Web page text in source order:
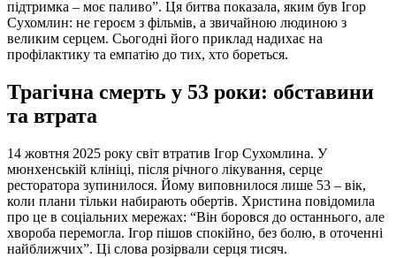
підтримка – моє паливо”. Ця битва показала, яким був Ігор
Сухомлин: не героєм з фільмів, а звичайною людиною з
великим серцем. Сьогодні його приклад надихає на
профілактику та емпатію до тих, хто бореться.
Трагічна смерть у 53 роки: обставини
та втрата
14 жовтня 2025 року світ втратив Ігор Сухомлина. У
мюнхенській клініці, після річного лікування, серце
ресторатора зупинилося. Йому виповнилося лише 53 – вік,
коли плани тільки набирають обертів. Христина повідомила
про це в соціальних мережах: “Він боровся до останнього, але
хвороба перемогла. Ігор пішов спокійно, без болю, в оточенні
найближчих”. Ці слова розірвали серця тисяч.